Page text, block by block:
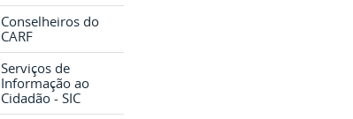
Conselheiros do
CARF
Serviços de
Informação ao
Cidadão - SIC